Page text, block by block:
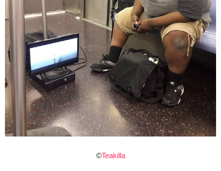
©Teakilla